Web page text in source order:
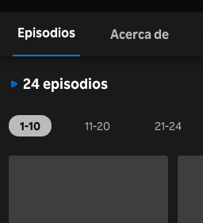
Episodios Acerca de
24 episodios
1-10 11-20 21-24